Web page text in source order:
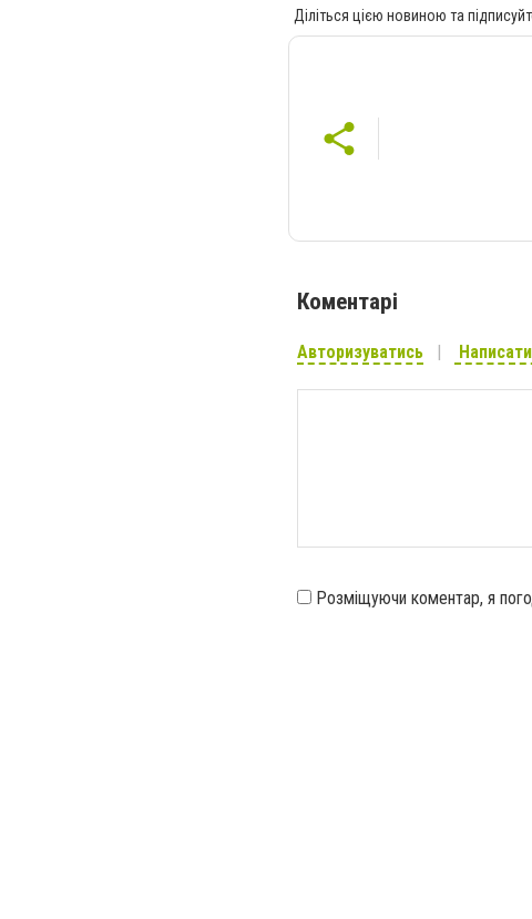
Діліться цією новиною та
Коментарі
Авторизуватись
Розміщуючи коментар, я